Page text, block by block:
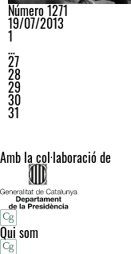
Número 1271
19/07/2013
1
…
27
28
29
30
31
Amb la col·laboració de
Qui som